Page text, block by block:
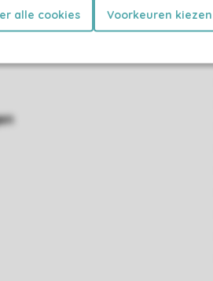
alle cookies Voorkeuren kiezen